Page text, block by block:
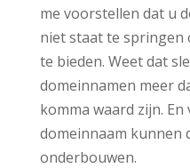
me voorstellen dat u
niet staat te springen
te bieden. Weet dat
domeinnamen meer
komma waard zijn. En
domeinnaam kunnen
onderbouwen.